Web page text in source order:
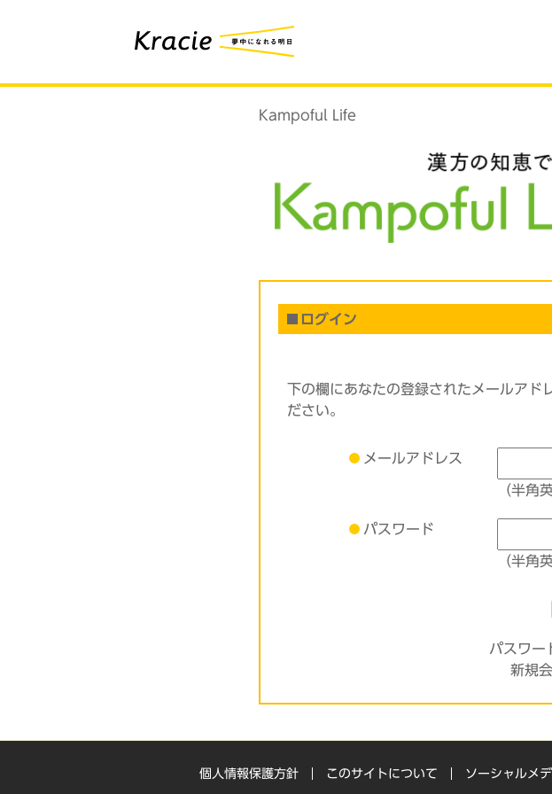
Kampoful Life
ログイン
下の欄にあなたの登録されたメールアド
ださい。
メールアドレス
（半角
パスワード
（半角
パスワー
新規
個人情報保護方針 このサイトについて ソーシャルメ